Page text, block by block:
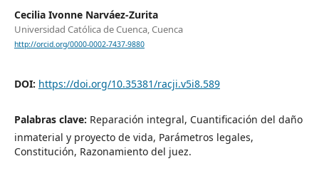
Cecilia Ivonne Narváez-Zurita
Universidad Católica de Cuenca, Cuenca
http://orcid.org/0000-0002-7437-9880
DOI: https://doi.org/10.35381/racji.v5i8.589
Palabras clave: Reparación integral, Cuantificación del daño
inmaterial y proyecto de vida, Parámetros legales,
Constitución, Razonamiento del juez.